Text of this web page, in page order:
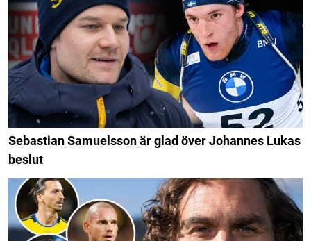
Sebastian Samuelsson är glad över Johannes Lukas
beslut